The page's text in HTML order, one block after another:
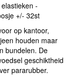
-
+/- 32st
op kantoor,
houden maar
bundelen. De
geschiktheid
pararubber.